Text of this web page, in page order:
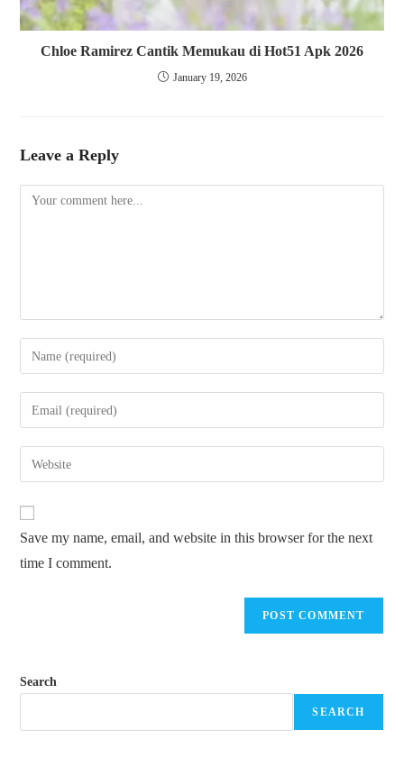
Chloe Ramirez Cantik Memukau di Hot51 Apk 2026
January 19, 2026
Leave a Reply
Save my name, email, and website in this browser for the next
time I comment.
Search
SEARCH